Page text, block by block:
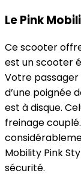
Le Pink
Ce scooter
est un scooter
Votre
d’une poignée
est à disque.
freinage
Mobility Pink
sécurité.